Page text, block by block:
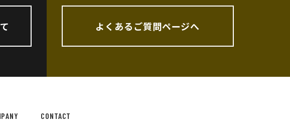
よくあるご質問ページへ
CONTACT